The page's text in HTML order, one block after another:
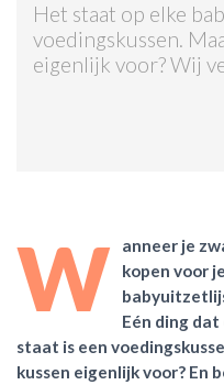
SHOPS
ACTIES & KORTING
Het staat op elke
voedingskussen.
eigenlijk voor? Wij
W
anneer je
kopen voor
Eén ding
staat is een
kussen eigenlijk voor? En